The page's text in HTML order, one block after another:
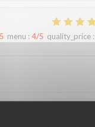
menu : 4/5 quality_price: